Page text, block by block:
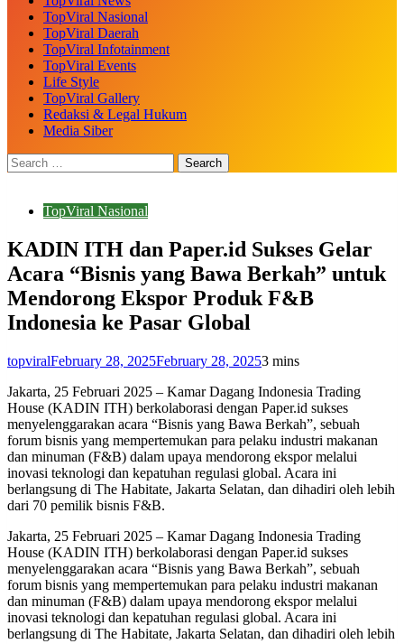
TopViral Nasional
TopViral Daerah
TopViral Infotainment
TopViral Events
Life Style
TopViral Gallery
Redaksi & Legal Hukum
Media Siber
TopViral Nasional
KADIN ITH dan Paper.id Sukses Gelar
Acara “Bisnis yang Bawa Berkah” untuk
Mendorong Ekspor Produk F&B
Indonesia ke Pasar Global
topviralFebruary 28, 2025February 28, 20253 mins
Jakarta, 25 Februari 2025 – Kamar Dagang Indonesia Trading
House (KADIN ITH) berkolaborasi dengan Paper.id sukses
menyelenggarakan acara “Bisnis yang Bawa Berkah”, sebuah
forum bisnis yang mempertemukan para pelaku industri makanan
dan minuman (F&B) dalam upaya mendorong ekspor melalui
inovasi teknologi dan kepatuhan regulasi global. Acara ini
berlangsung di The Habitate, Jakarta Selatan, dan dihadiri oleh lebih
dari 70 pemilik bisnis F&B.
Jakarta, 25 Februari 2025 – Kamar Dagang Indonesia Trading
House (KADIN ITH) berkolaborasi dengan Paper.id sukses
menyelenggarakan acara “Bisnis yang Bawa Berkah”, sebuah
forum bisnis yang mempertemukan para pelaku industri makanan
dan minuman (F&B) dalam upaya mendorong ekspor melalui
inovasi teknologi dan kepatuhan regulasi global. Acara ini
berlangsung di The Habitate, Jakarta Selatan, dan dihadiri oleh lebih